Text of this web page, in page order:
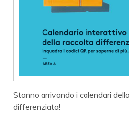
Stanno arrivando i calendari
differenziata!